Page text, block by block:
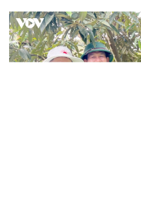
Pháp luật